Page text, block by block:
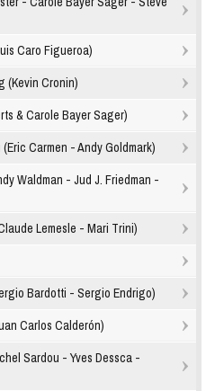
Caro Figueroa)
(Kevin Cronin)
& Carole Bayer Sager)
Carmen - Andy Goldmark)
Waldman - Jud J. Friedman -
Lemesle - Mari Trini)
Bardotti - Sergio Endrigo)
Carlos Calderón)
Sardou - Yves Dessca -